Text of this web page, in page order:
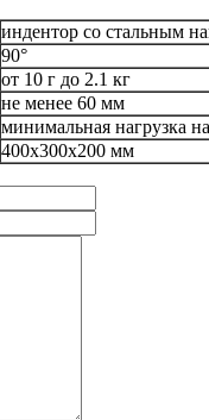
индентор со стальным
90°
от 10 г до 2.1 кг
не менее 60 мм
минимальная нагрузка
400х300х200 мм